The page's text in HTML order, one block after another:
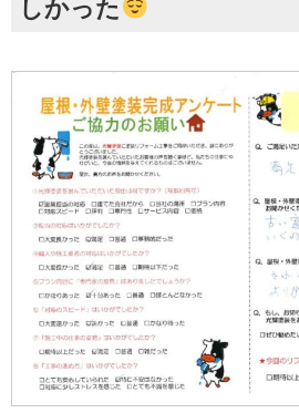
しかった